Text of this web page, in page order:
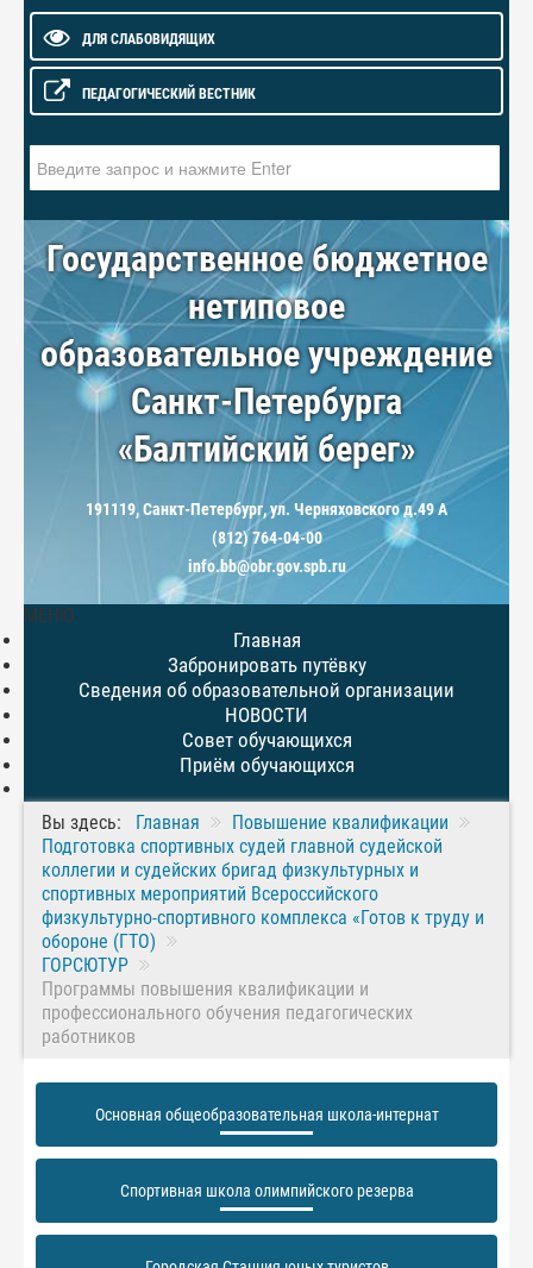
ДЛЯ СЛАБОВИДЯЩИХ
ПЕДАГОГИЧЕСКИЙ ВЕСТНИК
Государственное бюджетное
нетиповое
образовательное учреждение
Санкт-Петербурга
«Балтийский берег»
191119, Санкт-Петербург, ул. Черняховского д.49 А
(812) 764-04-00
info.bb@obr.gov.spb.ru
МЕНЮ
Главная
Забронировать путёвку
Сведения об образовательной организации
НОВОСТИ
Совет обучающихся
Приём обучающихся
Вы здесь: Главная
Повышение квалификации
Подготовка спортивных судей главной судейской
коллегии и судейских бригад физкультурных и
спортивных мероприятий Всероссийского
физкультурно-спортивного комплекса «Готов к труду и
обороне (ГТО)
ГОРСЮТУР
Программы повышения квалификации и
профессионального обучения педагогических
работников
Основная общеобразовательная школа-интернат
Спортивная школа олимпийского резерва